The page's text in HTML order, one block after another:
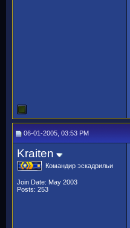
06-01-2005, 03:53 PM
Kraiten
Командир эскадрильи
Join Date: May 2003
Posts: 253